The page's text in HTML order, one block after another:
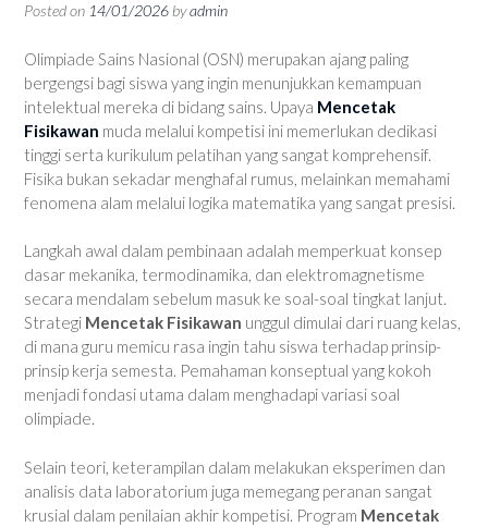
Posted on 14/01/2026 byadmin
Olimpiade Sains Nasional (OSN) merupakan ajang paling
bergengsi bagi siswa yang ingin menunjukkan kemampuan
intelektual mereka di bidang sains. Upaya Mencetak
Fisikawan muda melalui kompetisi ini memerlukan dedikasi
tinggi serta kurikulum pelatihan yang sangat komprehensif.
Fisika bukan sekadar menghafal rumus, melainkan memahami
fenomena alam melalui logika matematika yang sangat presisi.
Langkah awal dalam pembinaan adalah memperkuat konsep
dasar mekanika, termodinamika, dan elektromagnetisme
secara mendalam sebelum masuk ke soal-soal tingkat lanjut.
Strategi Mencetak Fisikawan unggul dimulai dari ruang kelas,
di mana guru memicu rasa ingin tahu siswa terhadap prinsip-
prinsip kerja semesta. Pemahaman konseptual yang kokoh
menjadi fondasi utama dalam menghadapi variasi soal
olimpiade.
Selain teori, keterampilan dalam melakukan eksperimen dan
analisis data laboratorium juga memegang peranan sangat
krusial dalam penilaian akhir kompetisi. Program Mencetak